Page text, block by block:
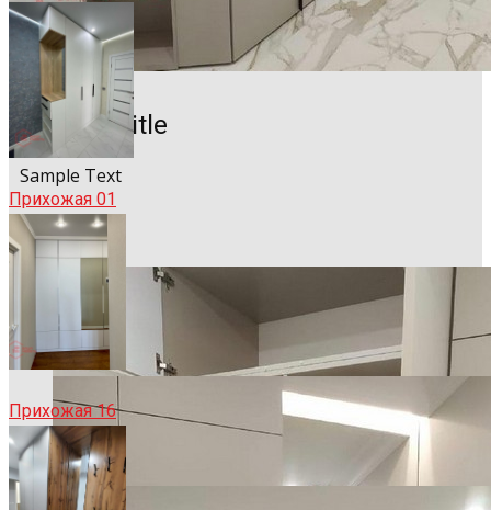
Sample Title
Sample Text
Прихожая 01
Прихожая 16